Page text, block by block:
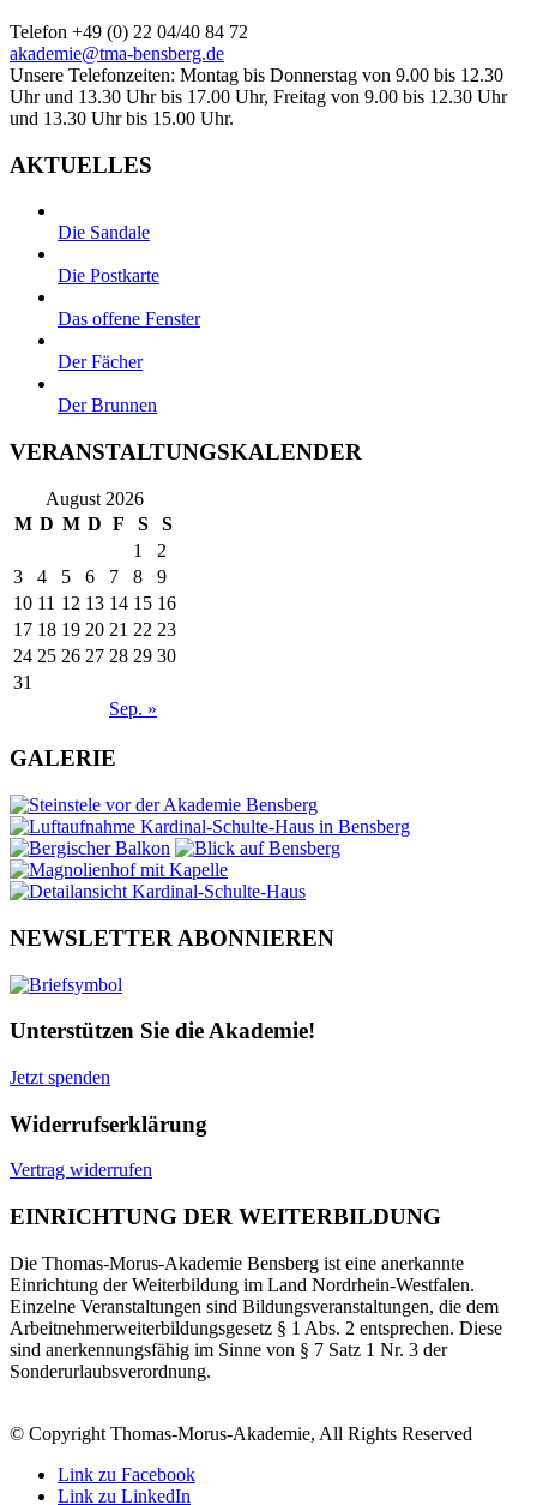
Telefon +49 (0) 22 04/40 84 72
akademie@tma-bensberg.de
Unsere Telefonzeiten: Montag bis Donnerstag von 9.00 bis 12.30
Uhr und 13.30 Uhr bis 17.00 Uhr, Freitag von 9.00 bis 12.30 Uhr
und 13.30 Uhr bis 15.00 Uhr.
AKTUELLES
Die Sandale
Die Postkarte
Das offene Fenster
Der Fächer
Der Brunnen
VERANSTALTUNGSKALENDER
August 2026
M D M D F S S
Sep. »
1
2
3
4 5 6 7 8
9
10 11 12 13 14 15 16
17 18 19 20 21 22 23
24 25 26 27 28 29 30
31
GALERIE
NEWSLETTER ABONNIEREN
Unterstützen Sie die Akademie!
Jetzt spenden
Widerrufserklärung
Vertrag widerrufen
EINRICHTUNG DER WEITERBILDUNG
Die Thomas-Morus-Akademie Bensberg ist eine anerkannte
Einrichtung der Weiterbildung im Land Nordrhein-Westfalen.
Einzelne Veranstaltungen sind Bildungsveranstaltungen, die dem
Arbeitnehmerweiterbildungsgesetz § 1 Abs. 2 entsprechen. Diese
sind anerkennungsfähig im Sinne von § 7 Satz 1 Nr. 3 der
Sonderurlaubsverordnung.
© Copyright Thomas-Morus-Akademie, All Rights Reserved
Link zu Facebook
Link zu LinkedIn